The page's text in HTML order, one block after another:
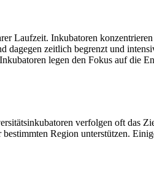
Laufzeit. Inkubatoren
dagegen zeitlich begrenzt und
legen den Fokus auf die
verfolgen oft das
Region unterstützen.